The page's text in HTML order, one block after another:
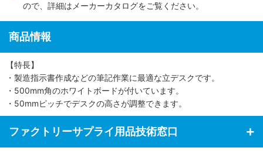
ので、詳細は メーカーカタログをご覧ください。
商品情報
【特長】
・製造指示書作成などの筆記作業に最適な立デスクです。
・500mm角のホワイトボードが付いています。
・50mmピッチでデスクの高さが調整できます。
ファクトリーサプライ用品技術窓口